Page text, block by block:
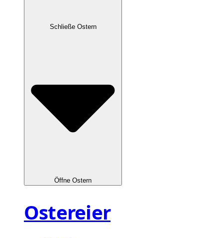
Schließe Ostern
Öffne Ostern
Ostereier